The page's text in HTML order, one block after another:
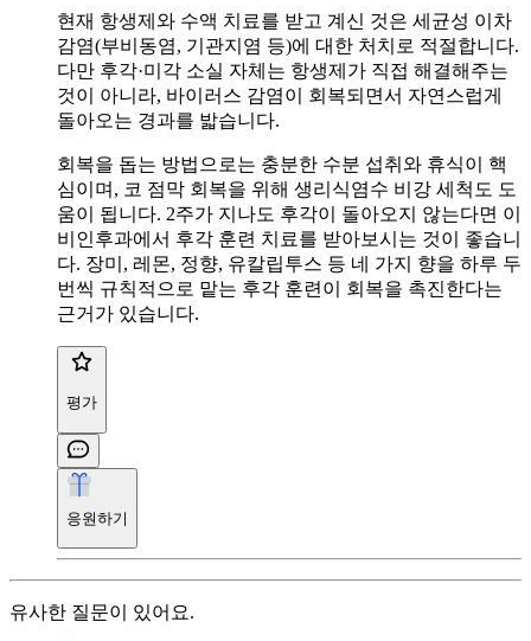
현재 항생제와 수액 치료를 받고 계신 것은 세균성 이차
감염(부비동염, 기관지염 등)에 대한 처치로 적절합니다.
다만 후각·미각 소실 자체는 항생제가 직접 해결해주는
것이 아니라, 바이러스 감염이 회복되면서 자연스럽게
돌아오는 경과를 밟습니다.
회복을 돕는 방법으로는 충분한 수분 섭취와 휴식이 핵
심이며, 코 점막 회복을 위해 생리식염수 비강 세척도 도
움이 됩니다. 2주가 지나도 후각이 돌아오지 않는다면 이
비인후과에서 후각 훈련 치료를 받아보시는 것이 좋습니
다. 장미, 레몬, 정향, 유칼립투스 등 네 가지 향을 하루 두
번씩 규칙적으로 맡는 후각 훈련이 회복을 촉진한다는
근거가 있습니다.
평가
응원하기
유사한 질문이 있어요.